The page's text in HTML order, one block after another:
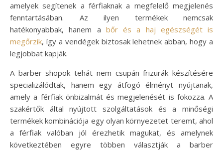
amelyek segítenek a férfiaknak a megfelelő megjelenés
fenntartásában. Az ilyen termékek nemcsak
hatékonyabbak, hanem a bőr és a haj egészségét is
megőrzik, így a vendégek biztosak lehetnek abban, hogy a
legjobbat kapják.
A barber shopok tehát nem csupán frizurák készítésére
specializálódtak, hanem egy átfogó élményt nyújtanak,
amely a férfiak önbizalmát és megjelenését is fokozza. A
szakértők által nyújtott szolgáltatások és a minőségi
termékek kombinációja egy olyan környezetet teremt, ahol
a férfiak valóban jól érezhetik magukat, és amelynek
következtében egyre többen választják a barber